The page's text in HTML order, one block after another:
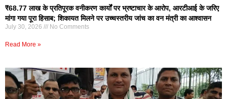
₹68.77 लाख के प्रतिपूरक वनीकरण कार्यों पर भ्रष्टाचार के आरोप, आरटीआई के जरिए
मांगा गया पूरा हिसाब; शिकायत मिलने पर उच्चस्तरीय जांच का वन मंत्री का आश्वासन
July 30, 2026 No Comments
Read More »